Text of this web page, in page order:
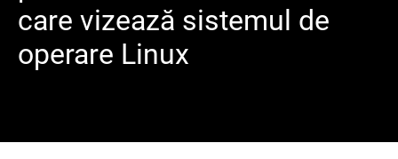
care vizează sistemul de
operare Linux